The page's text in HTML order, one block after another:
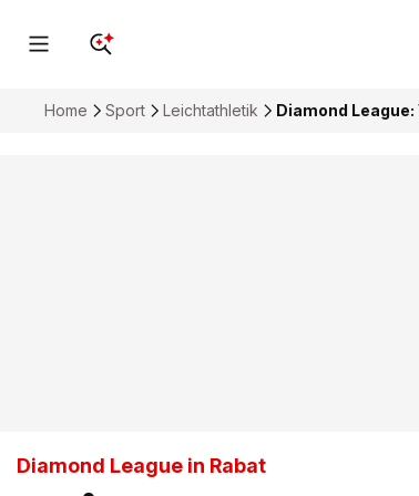
Home Sport Leichtathletik Diamond
Diamond League in Rabat